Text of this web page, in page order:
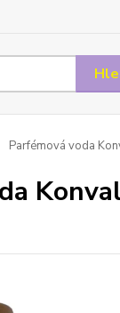
Parfémová voda